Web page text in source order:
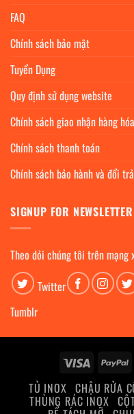
FAQ
Chính sách bảo mật
Tuyển Dụng
Quy định sử dụng website
Chính sách giao nhận hàng hóa
Chính sách thanh toán
Chính sách bảo hành và đổi trả
SIGNUP FOR NEWSLETTER
Theo dỏi chúng tôi trên mạng
Twitter
Tumblr
Visa
TỦ INOX CHẬU RỬA
THÙNG RÁC INOX